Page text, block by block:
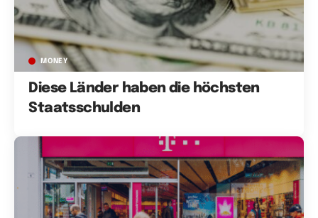
MONEY
Diese Länder haben die höchsten
Staatsschulden